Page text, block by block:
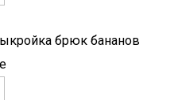
брюк бананов